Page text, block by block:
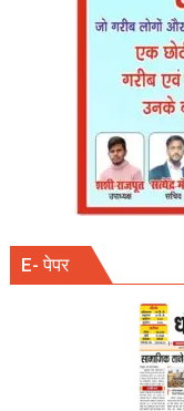
E- पेपर